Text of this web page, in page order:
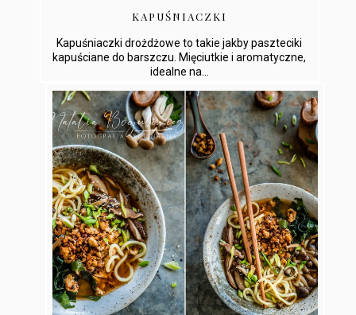
KAPUŚNIACZKI
Kapuśniaczki drożdżowe to takie jakby paszteciki
kapuściane do barszczu. Mięciutkie i aromatyczne,
idealne na...